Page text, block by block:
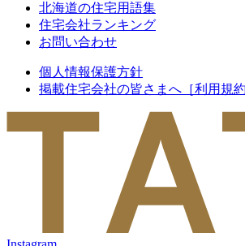
北海道の住宅用語集
住宅会社ランキング
お問い合わせ
個人情報保護方針
掲載住宅会社の皆さまへ［利用規約